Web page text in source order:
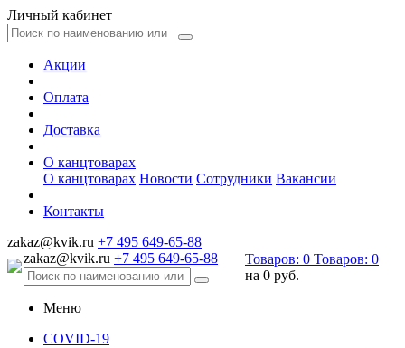
Личный кабинет
Акции
Оплата
Доставка
О канцтоварах
О канцтоварах Новости Сотрудники Вакансии
Контакты
zakaz@kvik.ru +7 495 649-65-88
zakaz@kvik.ru +7 495 649-65-88 Товаров: 0 Товаров: 0
на 0 руб.
Меню
COVID-19